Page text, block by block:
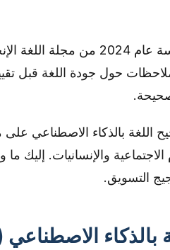
هذا يحدث أكثر مما يعترف به أي شخص. وجدت دراسة
أولية تتلقى ملاحظات حول جودة
اللغة بالذكاء الاصطناعي
والإنسانيات. إليك
التسويق.
الاصطناعي